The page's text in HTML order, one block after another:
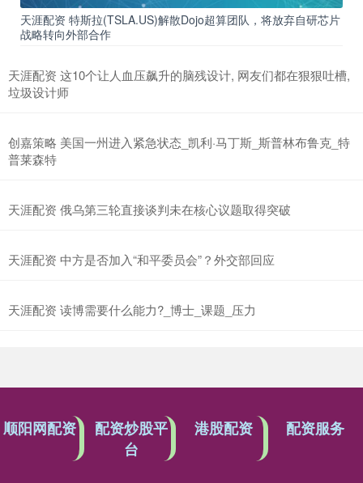
天涯配资 特斯拉(TSLA.US)解散Dojo超算团队，将放弃自研芯片
战略转向外部合作
天涯配资 这10个让人血压飙升的脑残设计, 网友们都在狠狠吐槽,
垃圾设计师
创嘉策略 美国一州进入紧急状态_凯利·马丁斯_斯普林布鲁克_特
普莱森特
天涯配资 俄乌第三轮直接谈判未在核心议题取得突破
天涯配资 中方是否加入“和平委员会”？外交部回应
天涯配资 读博需要什么能力?_博士_课题_压力
顺阳网配资
配资炒股平
台
港股配资 配资服务